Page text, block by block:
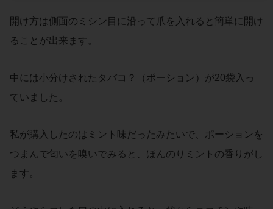
開け方は側面のミシン目に沿って爪を入れると簡単に開け
ることが出来ます。
中には小分けされたタバコ？（ポーション）が20袋入っ
ていました。
私が購入したのはミント味だったみたいで、ポーションを
つまんで匂いを嗅いでみると、ほんのりミントの香りがし
ます。